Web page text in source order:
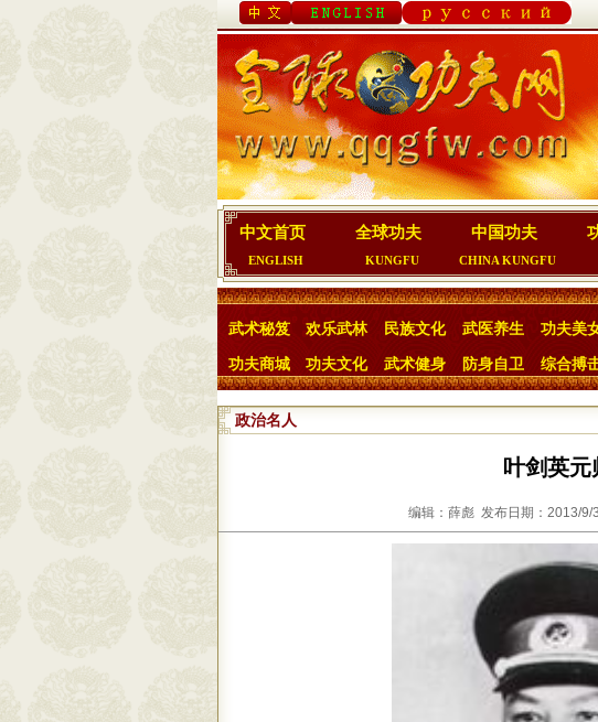
中文首页
ENGLISH
全球功夫
KUNGFU
中国功夫
CHINA KUNGFU
武术秘笈 欢乐武林 民族文化 武医养生 功夫美
功夫商城 功夫文化 武术健身 防身自卫 综合搏
政治名人
叶剑英元
编辑：薛彪 发布日期：2013/9/